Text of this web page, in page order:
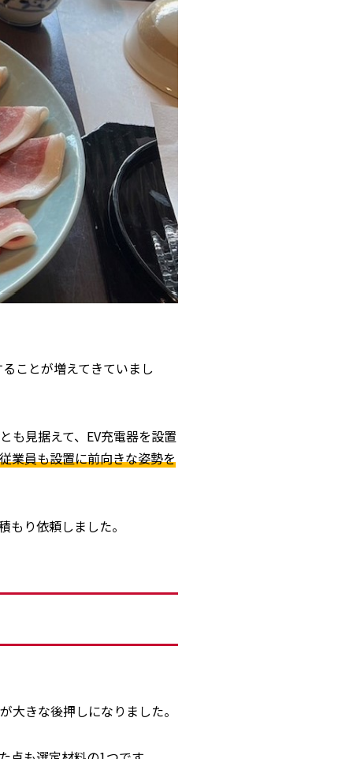
ことが増えてきていまし
も見据えて、EV充電器を設置
業員も設置に前向きな姿勢を
り依頼しました。
きな後押しになりました。